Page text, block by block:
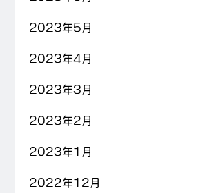
2023年5月
2023年4月
2023年3月
2023年2月
2023年1月
2022年12月